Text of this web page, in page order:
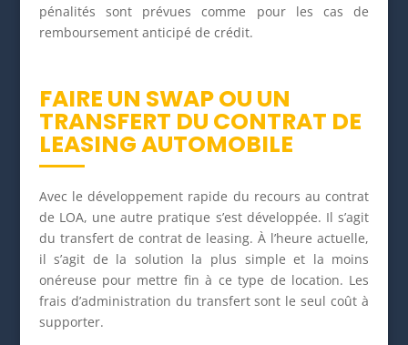
pénalités sont prévues comme pour les cas de
remboursement anticipé de crédit.
FAIRE UN SWAP OU UN
TRANSFERT DU CONTRAT DE
LEASING AUTOMOBILE
Avec le développement rapide du recours au contrat
de LOA, une autre pratique s’est développée. Il s’agit
du transfert de contrat de leasing. À l’heure actuelle,
il s’agit de la solution la plus simple et la moins
onéreuse pour mettre fin à ce type de location. Les
frais d’administration du transfert sont le seul coût à
supporter.